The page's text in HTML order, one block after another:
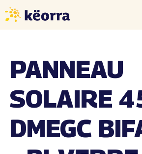
PANNEAU
SOLAIRE
DMEGC